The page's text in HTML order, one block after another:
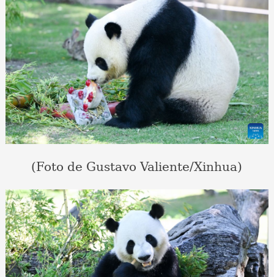
(Foto de Gustavo Valiente/Xinhua)